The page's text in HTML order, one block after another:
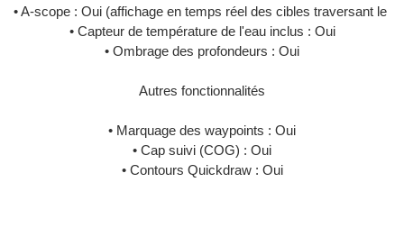
• A-scope : Oui (affichage en temps réel des cibles traversant le
• Capteur de température de l'eau inclus : Oui
• Ombrage des profondeurs : Oui
Autres fonctionnalités
• Marquage des waypoints : Oui
• Cap suivi (COG) : Oui
• Contours Quickdraw : Oui